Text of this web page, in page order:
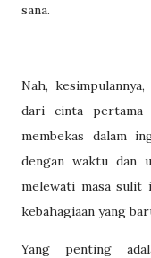
sana.
Nah,
dari cinta pertama
membekas dalam
dengan waktu dan
melewati masa sulit
kebahagiaan yang
Yang penting